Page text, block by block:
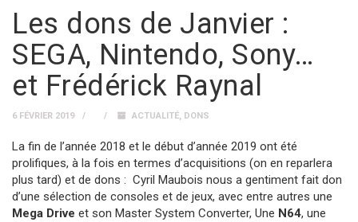
Les dons de Janvier :
SEGA, Nintendo, Sony…
et Frédérick Raynal
6 FÉVRIER 2019 ACTUALITÉ, DONS
La fin de l’année 2018 et le début d’année 2019 ont été
prolifiques, à la fois en termes d’acquisitions (on en reparlera
plus tard) et de dons : Cyril Maubois nous a gentiment fait don
d’une sélection de consoles et de jeux, avec entre autres une
Mega Drive et son Master System Converter, Une N64, une